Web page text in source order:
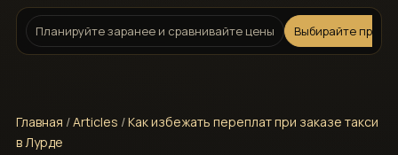
Планируйте заранее и сравнивайте цены Выбирайте
Главная /Articles /Как избежать переплат при заказе такси
в Лурде